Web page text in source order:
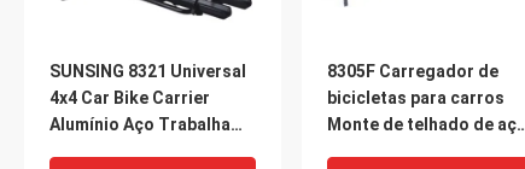
SUNSING 8321 Universal
4x4 Car Bike Carrier
Alumínio Aço Trabalha
8305F Carregador de
bicicletas para carros
Monte de telhado de